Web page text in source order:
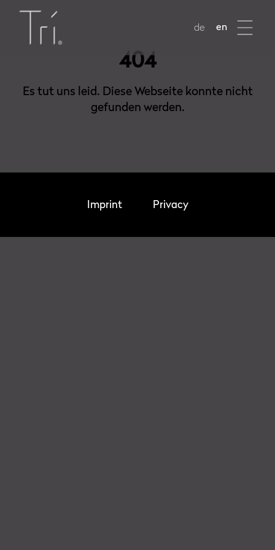
de en
404
Es tut uns leid. Diese Webseite konnte nicht
gefunden werden.
Imprint Privacy